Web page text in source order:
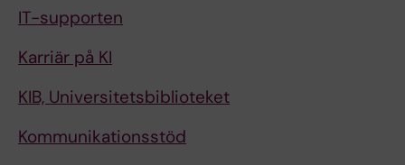
IT-supporten
Karriär på KI
KIB, Universitetsbiblioteket
Kommunikationsstöd